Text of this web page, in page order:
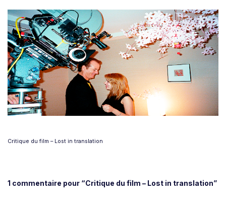
Critique du film – Lost in translation
1 commentaire pour “Critique du film – Lost in translation”